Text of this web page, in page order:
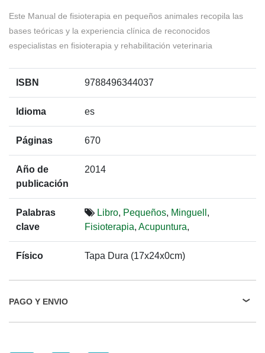
Este Manual de fisioterapia en pequeños animales recopila las
bases teóricas y la experiencia clí­nica de reconocidos
especialistas en fisioterapia y rehabilitación veterinaria
ISBN 9788496344037
Idioma es
Páginas 670
Año de
publicación
2014
Palabras
clave
Libro, Pequeños, Minguell ,
Fisioterapia, Acupuntura,
Físico Tapa Dura (17x24x0cm)
PAGO Y ENVIO